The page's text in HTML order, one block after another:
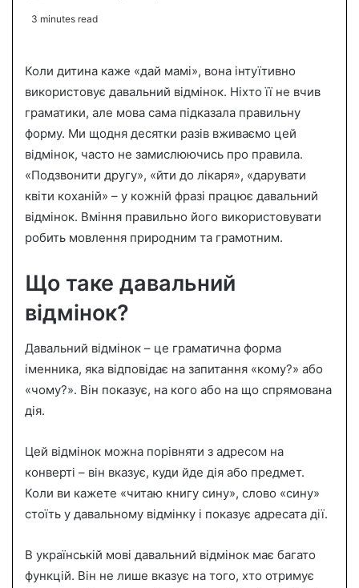
a
n
e
l
3 minutes read
Коли дитина каже «дай мамі», вона інтуїтивно
використовує давальний відмінок. Ніхто її не вчив
граматики, але мова сама підказала правильну
форму. Ми щодня десятки разів вживаємо цей
відмінок, часто не замислюючись про правила.
«Подзвонити другу», «йти до лікаря», «дарувати
квіти коханій» – у кожній фразі працює давальний
відмінок. Вміння правильно його використовувати
робить мовлення природним та грамотним.
Що таке давальний
відмінок?
Давальний відмінок – це граматична форма
іменника, яка відповідає на запитання «кому?» або
«чому?». Він показує, на кого або на що спрямована
дія.
Цей відмінок можна порівняти з адресом на
конверті – він вказує, куди йде дія або предмет.
Коли ви кажете «читаю книгу сину», слово «сину»
стоїть у давальному відмінку і показує адресата дії.
В українській мові давальний відмінок має багато
функцій. Він не лише вказує на того, хто отримує